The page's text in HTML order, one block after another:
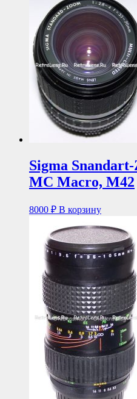
Sigma
MC Macro, М42
8000 ₽ В корзину